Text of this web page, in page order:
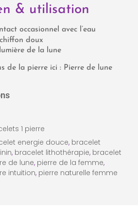
& utilisation
occasionnel avec l’eau
doux
de la lune
de la pierre ici : Pierre de lune
1 pierre
energie douce, bracelet
, bracelet lithothérapie, bracelet
de lune, pierre de la femme,
intuition, pierre naturelle femme